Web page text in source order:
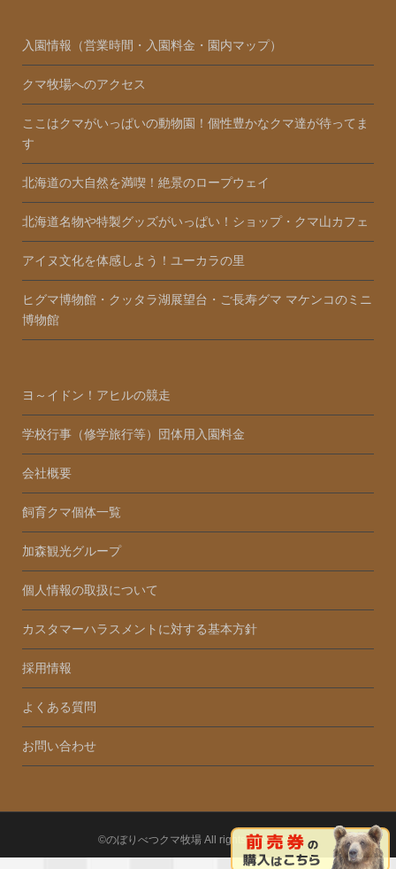
入園情報（営業時間・入園料金・園内マップ）
クマ牧場へのアクセス
ここはクマがいっぱいの動物園！個性豊かなクマ達が待ってま
す
北海道の大自然を満喫！絶景のロープウェイ
北海道名物や特製グッズがいっぱい！ショップ・クマ山カフェ
アイヌ文化を体感しよう！ユーカラの里
ヒグマ博物館・クッタラ湖展望台・ご長寿グマ マケンコのミニ
博物館
ヨ～イドン！アヒルの競走
学校行事（修学旅行等）団体用入園料金
会社概要
飼育クマ個体一覧
加森観光グループ
個人情報の取扱について
カスタマーハラスメントに対する基本方針
採用情報
よくある質問
お問い合わせ
©のぼりべつクマ牧場 All rights Reserved.